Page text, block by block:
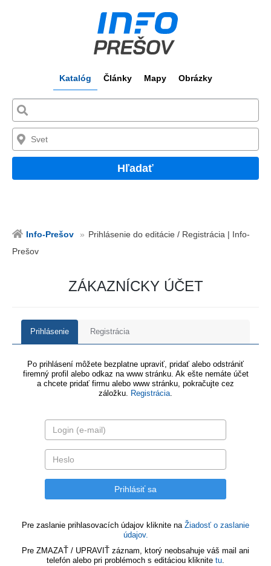
Katalóg Články Mapy Obrázky
Hľadať
Info-Prešov
Prihlásenie do editácie / Registrácia | Info-
Prešov
ZÁKAZNÍCKY ÚČET
Prihlásenie Registrácia
Po prihlásení môžete bezplatne upraviť, pridať alebo odstrániť
firemný profil alebo odkaz na www stránku. Ak ešte nemáte účet
a chcete pridať firmu alebo www stránku, pokračujte cez
záložku. Registrácia.
Pre zaslanie prihlasovacích údajov kliknite na Žiadosť o zaslanie
údajov.
Pre ZMAZAŤ / UPRAVIŤ záznam, ktorý neobsahuje váš mail ani
telefón alebo pri problémoch s editáciou kliknite tu.